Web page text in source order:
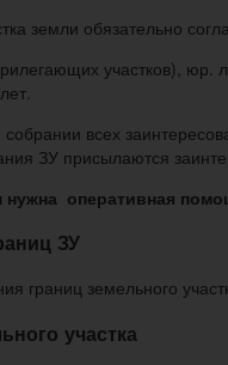
земли обязательно
участков),
всех
ЗУ присылаются
нужна оперативная
ЗУ
границ земельного
участка